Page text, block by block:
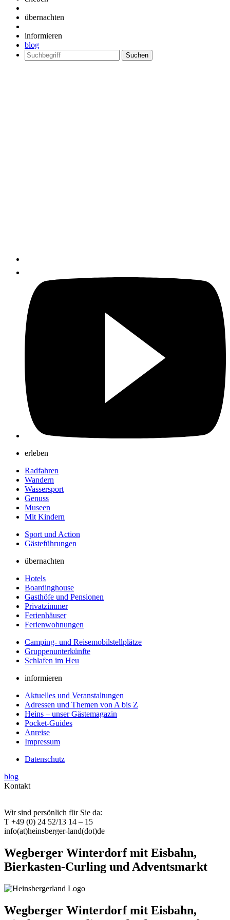
übernachten
informieren
blog
Suchen
nach:
erleben
Radfahren
Wandern
Wassersport
Genuss
Museen
Mit Kindern
Sport und Action
Gästeführungen
übernachten
Hotels
Boardinghouse
Gasthöfe und Pensionen
Privatzimmer
Ferienhäuser
Ferienwohnungen
Camping- und Reisemobilstellplätze
Gruppenunterkünfte
Schlafen im Heu
informieren
Aktuelles und Veranstaltungen
Adressen und Themen von A bis Z
Heins – unser Gästemagazin
Pocket-Guides
Anreise
Impressum
Datenschutz
blog
Kontakt
Wir sind persönlich für Sie da:
T +49 (0) 24 52/13 14 – 15
info(at)heinsberger-land(dot)de
Wegberger Winterdorf mit Eisbahn,
Bierkasten-Curling und Adventsmarkt
Wegberger Winterdorf mit Eisbahn,